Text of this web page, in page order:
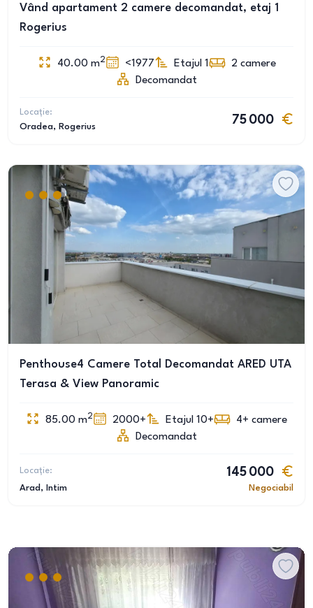
Vând apartament 2 camere decomandat, etaj 1
Rogerius
40.00 m2 <1977 Etajul 1 2 camere
Decomandat
Locație:
Oradea, Rogerius
75 000
Penthouse4 Camere Total Decomandat ARED UTA
Terasa & View Panoramic
85.00 m2 2000+ Etajul 10+ 4+ camere
Decomandat
Locație:
Arad , Intim
145 000
Negociabil